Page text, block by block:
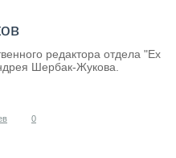
редактора отдела "Ex
Шербак-Жукова.
0